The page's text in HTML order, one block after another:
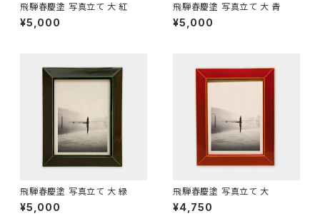
飛騨春慶塗 写真立て 大 紅
¥5,000
飛騨春慶塗 写真立て 大 青
¥5,000
飛騨春慶塗 写真立て 大 緑
¥5,000
飛騨春慶塗 写真立て 大
¥4,750